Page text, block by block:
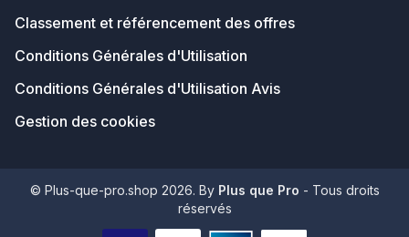
Classement et référencement des offres
Conditions Générales d'Utilisation
Conditions Générales d'Utilisation Avis
Gestion des cookies
© Plus-que-pro.shop 2026. By Plus que Pro - Tous droits
réservés